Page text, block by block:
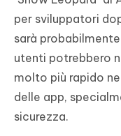
per sviluppatori
sarà
utenti potrebbero
molto più rapido
delle app,
sicurezza.